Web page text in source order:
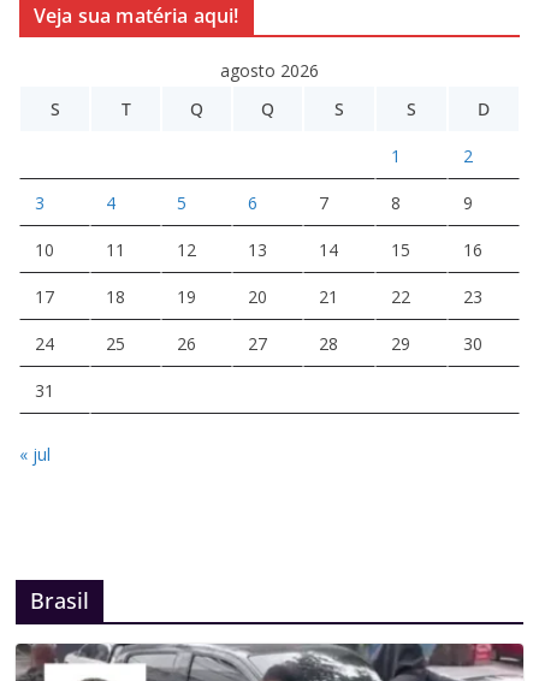
Veja sua matéria aqui!
agosto 2026
S
T Q Q S S D
1 2
3 4 5 6 7 8 9
10 11 12 13 14 15 16
17 18 19 20 21 22 23
24 25 26 27 28 29 30
31
« jul
Brasil